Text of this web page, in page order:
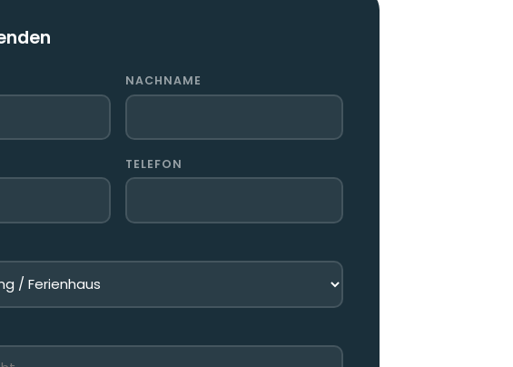
NACHNAME
TELEFON